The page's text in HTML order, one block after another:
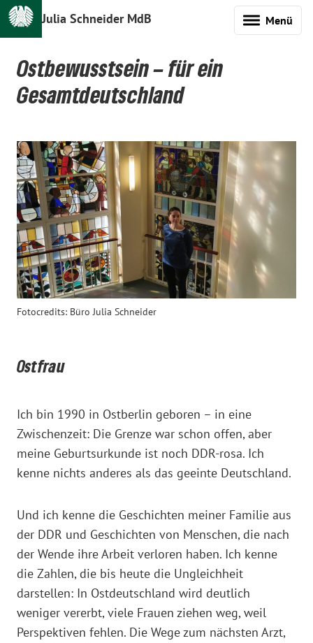
Julia Schneider MdB Menü
Ostbewusstsein – für ein
Gesamtdeutschland
Fotocredits: Büro Julia Schneider
Ostfrau
Ich bin 1990 in Ostberlin geboren – in eine
Zwischenzeit: Die Grenze war schon offen, aber
meine Geburtsurkunde ist noch DDR-rosa. Ich
kenne nichts anderes als das geeinte Deutschland.
Und ich kenne die Geschichten meiner Familie aus
der DDR und Geschichten von Menschen, die nach
der Wende ihre Arbeit verloren haben. Ich kenne
die Zahlen, die bis heute die Ungleichheit
darstellen: In Ostdeutschland wird deutlich
weniger vererbt, viele Frauen ziehen weg, weil
Perspektiven fehlen. Die Wege zum nächsten Arzt,